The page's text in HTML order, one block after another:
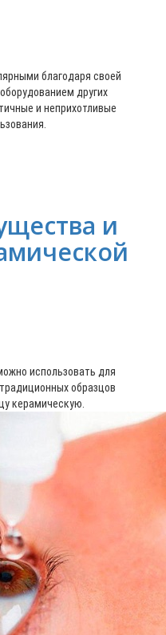
благодаря своей
других
и неприхотливые
и
использовать для
образцов
керамическую.